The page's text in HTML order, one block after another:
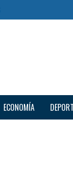
ECONOMÍA